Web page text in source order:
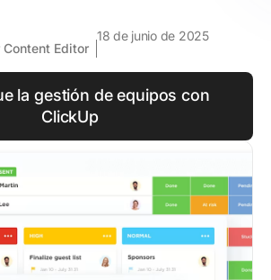
Content Editor
18 de junio de 2025
la gestión de equipos con
ClickUp